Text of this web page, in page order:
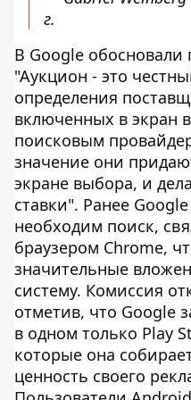
г.
В Google обосновали
"Аукцион - это
определения
включенных в экран
поисковым
значение они
экране выбора, и
ставки". Ранее
необходим поиск,
браузером Chrome,
значительные
систему. Комиссия
отметив, что Google
в одном только Play
которые она
ценность своего